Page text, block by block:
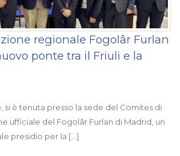
regionale Fogolâr Furlan
ponte tra il Friuli e la
si è tenuta presso la sede del Comites di
ufficiale del Fogolâr Furlan di Madrid, un
presidio per la [...]